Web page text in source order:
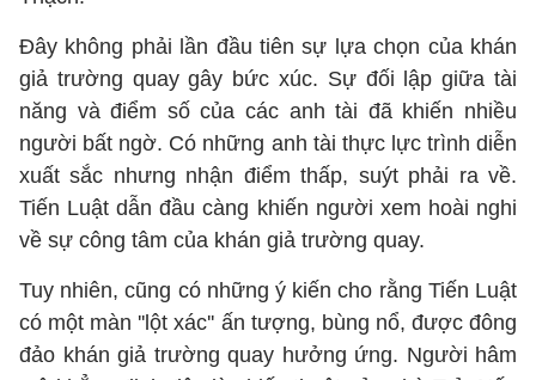
Đây không phải lần đầu tiên sự lựa chọn của khán
giả trường quay gây bức xúc. Sự đối lập giữa tài
năng và điểm số của các anh tài đã khiến nhiều
người bất ngờ. Có những anh tài thực lực trình diễn
xuất sắc nhưng nhận điểm thấp, suýt phải ra về.
Tiến Luật dẫn đầu càng khiến người xem hoài nghi
về sự công tâm của khán giả trường quay.
Tuy nhiên, cũng có những ý kiến cho rằng Tiến Luật
có một màn ''lột xác'' ấn tượng, bùng nổ, được đông
đảo khán giả trường quay hưởng ứng. Người hâm